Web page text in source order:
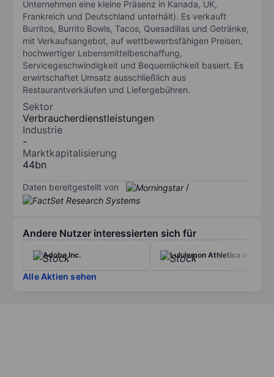
Unternehmen eine kleine Präsenz in Kanada, UK,
Frankreich und Deutschland unterhält). Es verkauft
Burritos, Burrito Bowls, Tacos, Quesadillas und Getränke,
mit Verkaufsangebot, auf wettbewerbsfähigen Preisen,
hochwertiger Lebensmittelbeschaffung,
Servicegeschwindigkeit und Bequemlichkeit basiert. Es
erwirtschaftet Umsatz ausschließlich aus
Restaurantverkäufen und Liefergebühren.
Sektor
Verbraucherdienstleistungen
Industrie
-
Marktkapitalisierung
44bn
Daten bereitgestellt von /
Andere Nutzer interessierten sich für
Adobe Inc. Lululemon Athletica Inc.
Alle Aktien sehen